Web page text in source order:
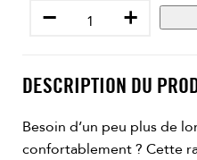
− +
DESCRIPTION DU
Besoin d’un peu plus de
confortablement ? Cette